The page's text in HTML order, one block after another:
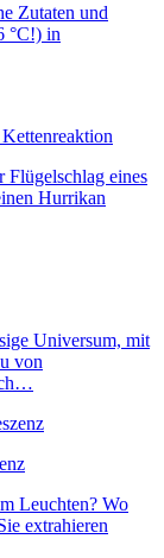
Zutaten und
°C!) in
eines
Hurrikan
Universum, mit
von
Leuchten? Wo
extrahieren